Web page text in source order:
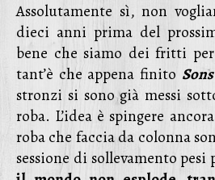
Assolutamente sì, non
dieci anni prima del
bene che siamo dei fritti
tant’è che appena finito
stronzi si sono già messi
roba. L’idea è spingere
roba che faccia da colonna
sessione di sollevamento